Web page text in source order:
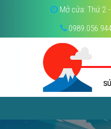
Mở cửa: Thứ 2